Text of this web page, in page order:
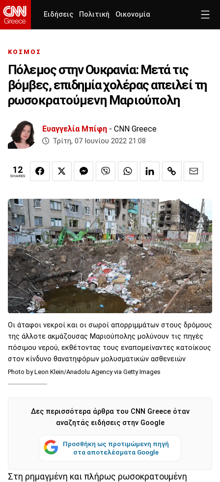
Ειδήσεις Πολιτική Οικονομία
ΚΟΣΜΟΣ
Πόλεμος στην Ουκρανία: Μετά τις
βόμβες, επιδημία χολέρας απειλεί τη
ρωσοκρατούμενη Μαριούπολη
Ευαγγελία Μπίφη - CNN Greece
Τρίτη, 07 Ιουνίου 2022 21:08
12
SHARES
Οι άταφοι νεκροί και οι σωροί απορριμμάτων στους δρόμους
της άλλοτε ακμάζουσας Μαριούπολης μολύνουν τις πηγές
πόσιμου νερού, εκθέτοντας τους εναπομείναντες κατοίκους
στον κίνδυνο θανατηφόρων μολυσματικών ασθενειών
Photo by Leon Klein/Anadolu Agency via Getty Images
Δες περισσότερα άρθρα του CNN Greece όταν
αναζητάς ειδήσεις στην Google
Προσθήκη ως προτιμώμενη πηγή
στα αποτελέσματα Google
Στη ρημαγμένη και πλήρως ρωσοκρατουμένη